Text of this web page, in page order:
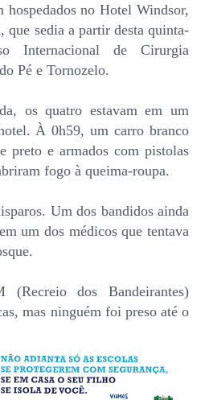
hospedados no Hotel Windsor,
que sedia a partir desta quinta-
Internacional de Cirurgia
Pé e Tornozelo.
os quatro estavam em um
À 0h59, um carro branco
preto e armados com pistolas
fogo à queima-roupa.
Um dos bandidos ainda
um dos médicos que tentava
(Recreio dos Bandeirantes)
mas ninguém foi preso até o